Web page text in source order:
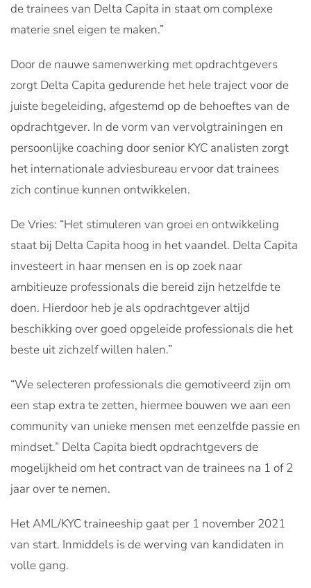
de trainees van Delta Capita in staat om complexe
materie snel eigen te maken.”
Door de nauwe samenwerking met opdrachtgevers
zorgt Delta Capita gedurende het hele traject voor de
juiste begeleiding, afgestemd op de behoeftes van de
opdrachtgever. In de vorm van vervolgtrainingen en
persoonlijke coaching door senior KYC analisten zorgt
het internationale adviesbureau ervoor dat trainees
zich continue kunnen ontwikkelen.
De Vries: “Het stimuleren van groei en ontwikkeling
staat bij Delta Capita hoog in het vaandel. Delta Capita
investeert in haar mensen en is op zoek naar
ambitieuze professionals die bereid zijn hetzelfde te
doen. Hierdoor heb je als opdrachtgever altijd
beschikking over goed opgeleide professionals die het
beste uit zichzelf willen halen.”
“We selecteren professionals die gemotiveerd zijn om
een stap extra te zetten, hiermee bouwen we aan een
community van unieke mensen met eenzelfde passie en
mindset.” Delta Capita biedt opdrachtgevers de
mogelijkheid om het contract van de trainees na 1 of 2
jaar over te nemen.
Het AML/KYC traineeship gaat per 1 november 2021
van start. Inmiddels is de werving van kandidaten in
volle gang.